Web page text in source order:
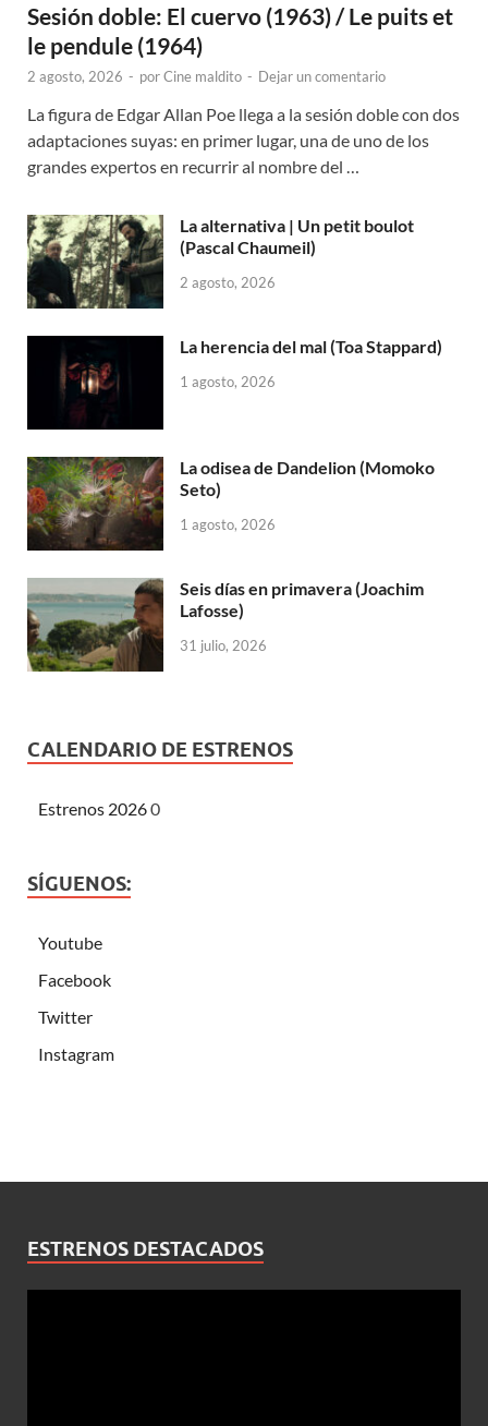
Sesión doble: El cuervo (1963) / Le puits et
le pendule (1964)
2 agosto, 2026 - porCine maldito - Dejar un comentario
La figura de Edgar Allan Poe llega a la sesión doble con dos
adaptaciones suyas: en primer lugar, una de uno de los
grandes expertos en recurrir al nombre del …
La alternativa | Un petit boulot
(Pascal Chaumeil)
2 agosto, 2026
La herencia del mal (Toa Stappard)
1 agosto, 2026
La odisea de Dandelion (Momoko
Seto)
1 agosto, 2026
Seis días en primavera (Joachim
Lafosse)
31 julio, 2026
CALENDARIO DE ESTRENOS
Estrenos 20260
SÍGUENOS:
Youtube
Facebook
Twitter
Instagram
ESTRENOS DESTACADOS